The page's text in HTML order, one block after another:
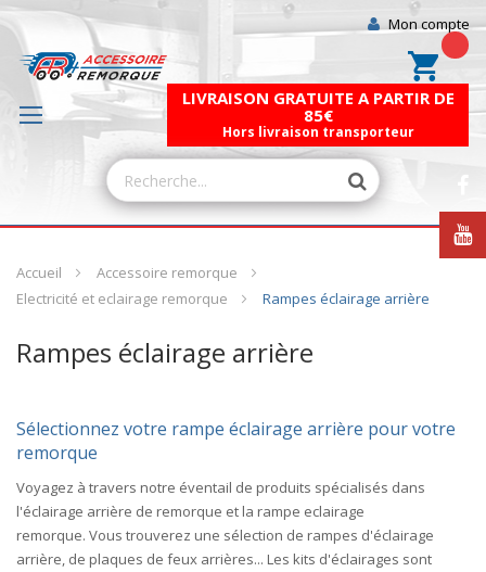
Mon compte
Mon
LIVRAISON GRATUITE A PARTIR DE
85€
Hors livraison transporteur
Accueil
Accessoire remorque
Electricité et eclairage remorque
Rampes éclairage arrière
Rampes éclairage arrière
Sélectionnez votre rampe éclairage arrière pour votre
remorque
Voyagez à travers notre éventail de produits spécialisés dans
l'éclairage arrière de remorque et la rampe eclairage
remorque. Vous trouverez une sélection de rampes d'éclairage
arrière, de plaques de feux arrières... Les kits d'éclairages sont